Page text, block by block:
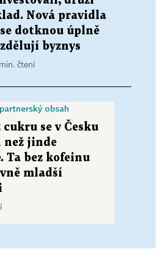
Nová pravidla
dotknou úplně
byznys
čtení
obsah
cukru se v Česku
než jinde
Ta bez kofeinu
mladší